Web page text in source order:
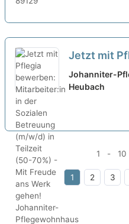
Jetzt mit
Betreuung
Johanniter-
Heubach
1 - 10
1 2 3